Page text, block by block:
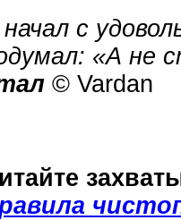
с
«А не
© Vardan